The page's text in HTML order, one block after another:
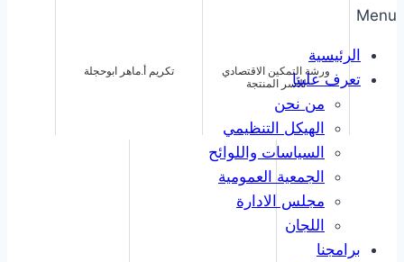
Menu
الرئيسية
تعرف علينا
من نحن
الهيكل التنظيمي
السياسات واللوائح
الجمعية العمومية
مجلس الادارة
اللجان
برامجنا
ورشة التمكين الاقتصادي
للأسر المنتجة
تكريم أ.ماهر ابوحجلة